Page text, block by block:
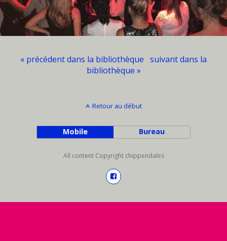
« précédent dans la bibliothèque suivant dans la
bibliothèque »
Retour au début
Mobile Bureau
All content Copyright chippendales